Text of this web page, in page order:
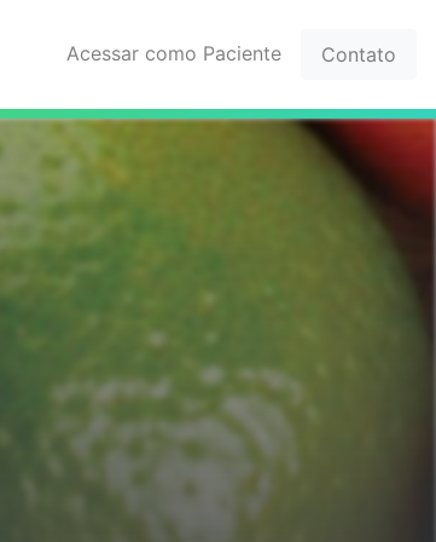
Acessar como Paciente Contato